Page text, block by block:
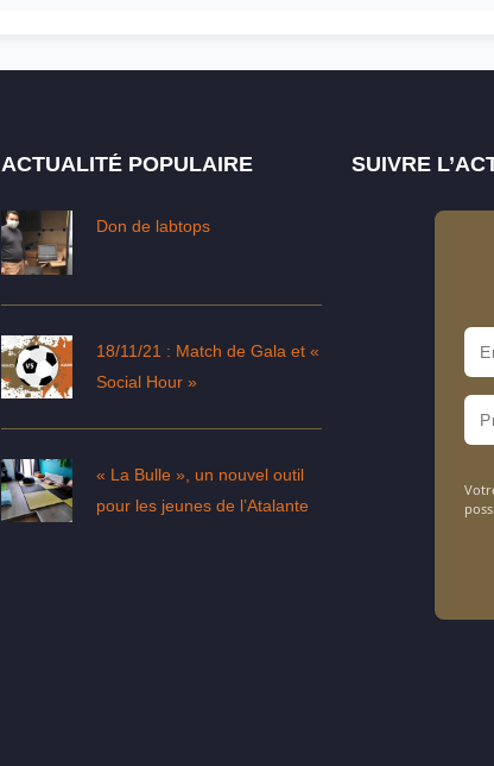
ACTUALITÉ POPULAIRE
Don de labtops
18/11/21 : Match de Gala et «
Social Hour »
« La Bulle », un nouvel outil
pour les jeunes de l’Atalante
SUIVRE